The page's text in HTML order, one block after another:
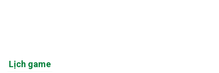
Lịch game